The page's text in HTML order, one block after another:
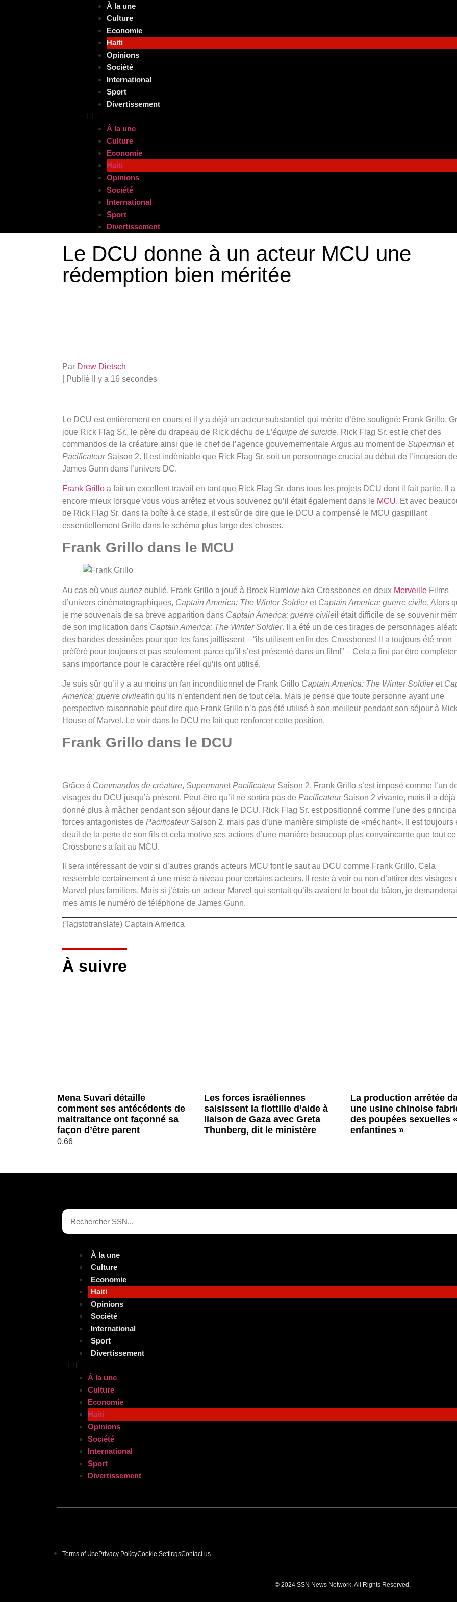
À la une
Culture
Economie
Haiti
Opinions
Société
International
Sport
Divertissement
À la une
Culture
Economie
Haiti
Opinions
Société
International
Sport
Divertissement
Le DCU donne à un acteur MCU une
rédemption bien méritée
Par Drew Dietsch
Publié Il y a 16 secondes
Le DCU est entièrement en cours et il y a déjà un acteur substantiel qui mérite d’être souligné: Frank Grillo.
joue Rick Flag Sr., le père du drapeau de Rick déchu de L’équipe de suicide. Rick Flag Sr. est le chef des
commandos de la créature ainsi que le chef de l’agence gouvernementale Argus au moment de Superman et
PacificateurSaison 2. Il est indéniable que Rick Flag Sr. soit un personnage crucial au début de l’incursion de
James Gunn dans l’univers DC.
Frank Grillo a fait un excellent travail en tant que Rick Flag Sr. dans tous les projets DCU dont il fait partie. Il a
encore mieux lorsque vous vous arrêtez et vous souvenez qu’il était également dans le MCU. Et avec
de Rick Flag Sr. dans la boîte à ce stade, il est sûr de dire que le DCU a compensé le MCU gaspillant
essentiellement Grillo dans le schéma plus large des choses.
Frank Grillo dans le MCU
Au cas où vous auriez oublié, Frank Grillo a joué à Brock Rumlow aka Crossbones en deux Merveille Films
d’univers cinématographiques, Captain America: The Winter Soldieret Captain America: guerre civile. Alors
je me souvenais de sa brève apparition dans Captain America: guerre civileil était difficile de se souvenir
de son implication dans Captain America: The Winter Soldier. Il a été un de ces tirages de personnages
des bandes dessinées pour que les fans jaillissent – “ils utilisent enfin des Crossbones! Il a toujours été mon
préféré pour toujours et pas seulement parce qu’il s’est présenté dans un film!” – Cela a fini par être
sans importance pour le caractère réel qu’ils ont utilisé.
Je suis sûr qu’il y a au moins un fan inconditionnel de Frank Grillo Captain America: The Winter Soldieret
America: guerre civileafin qu’ils n’entendent rien de tout cela. Mais je pense que toute personne ayant une
perspective raisonnable peut dire que Frank Grillo n’a pas été utilisé à son meilleur pendant son séjour à
House of Marvel. Le voir dans le DCU ne fait que renforcer cette position.
Frank Grillo dans le DCU
Grâce à Commandos de créature, SupermanetPacificateurSaison 2, Frank Grillo s’est imposé comme l’un
visages du DCU jusqu’à présent. Peut-être qu’il ne sortira pas de PacificateurSaison 2 vivante, mais il a déjà
donné plus à mâcher pendant son séjour dans le DCU. Rick Flag Sr. est positionné comme l’une des
forces antagonistes de PacificateurSaison 2, mais pas d’une manière simpliste de «méchant». Il est toujours
deuil de la perte de son fils et cela motive ses actions d’une manière beaucoup plus convaincante que tout
Crossbones a fait au MCU.
Il sera intéressant de voir si d’autres grands acteurs MCU font le saut au DCU comme Frank Grillo. Cela
ressemble certainement à une mise à niveau pour certains acteurs. Il reste à voir ou non d’attirer des visages
Marvel plus familiers. Mais si j’étais un acteur Marvel qui sentait qu’ils avaient le bout du bâton, je
mes amis le numéro de téléphone de James Gunn.
(Tagstotranslate) Captain America
À suivre
Mena Suvari détaille
comment ses antécédents de
maltraitance ont façonné sa
façon d’être parent
Les forces israéliennes
saisissent la flottille d’aide à
liaison de Gaza avec Greta
Thunberg, dit le ministère
La production arrêtée
une usine chinoise
des poupées sexuelles «
enfantines »
À la une
Culture
Economie
Haiti
Opinions
Société
International
Sport
Divertissement
À la une
Culture
Economie
Haiti
Opinions
Société
International
Sport
Divertissement
Terms of Use Privacy PolicyCookie SettingsContact us
© 2024 SSN News Network. All Rights Reserved.